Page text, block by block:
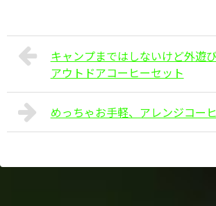
キャンプまではしないけど外遊
アウトドアコーヒーセット
めっちゃお手軽、アレンジコー